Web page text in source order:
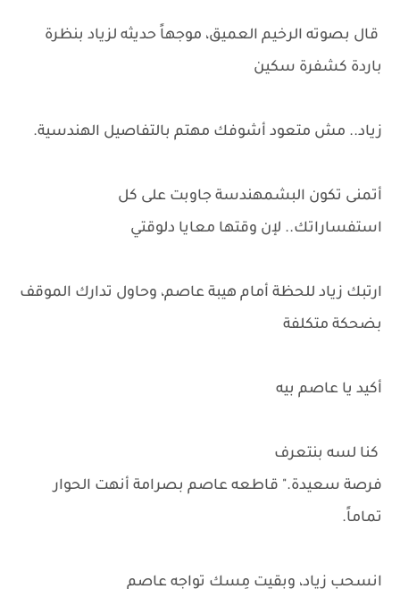
قال بصوته الرخيم العميق، موجهاً حديثه لزياد بنظرة
باردة كشفرة سكين
زياد.. مش متعود أشوفك مهتم بالتفاصيل الهندسية.
أتمنى تكون البشمهندسة جاوبت على كل
استفساراتك.. لإن وقتها معايا دلوقتي
ارتبك زياد للحظة أمام هيبة عاصم، وحاول تدارك الموقف
بضحكة متكلفة
أكيد يا عاصم بيه
كنا لسه بنتعرف
فرصة سعيدة." قاطعه عاصم بصرامة أنهت الحوار
تماماً.
انسحب زياد، وبقيت مِسك تواجه عاصم